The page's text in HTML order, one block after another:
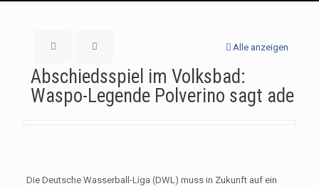
Alle anzeigen
Abschiedsspiel im Volksbad:
Waspo-Legende Polverino sagt ade
Die Deutsche Wasserball-Liga (DWL) muss in Zukunft auf ein